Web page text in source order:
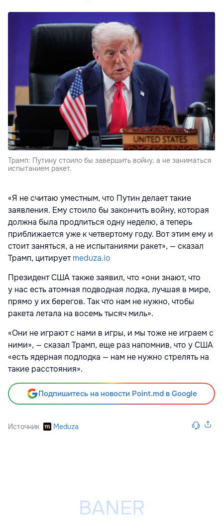
Трамп: Путину стоило бы завершить войну, а не заниматься
испытанием ракет.
«Я не считаю уместным, что Путин делает такие
заявления. Ему стоило бы закончить войну, которая
должна была продлиться одну неделю, а теперь
приближается уже к четвертому году. Вот этим ему и
стоит заняться, а не испытаниями ракет», — сказал
Трамп, цитируетmeduza.io
Президент США также заявил, что «они знают, что
у нас есть атомная подводная лодка, лучшая в мире,
прямо у их берегов. Так что нам не нужно, чтобы
ракета летала на восемь тысяч миль».
«Они не играют с нами в игры, и мы тоже не играем с
ними», — сказал Трамп, еще раз напомнив, что у США
«есть ядерная подлодка — нам не нужно стрелять на
такие расстояния».
Подпишитесь на новости Point.md в Google
Источник Meduza